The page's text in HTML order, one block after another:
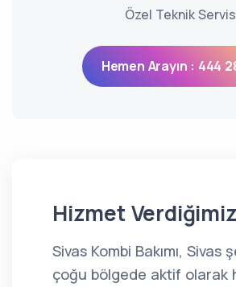
Özel Teknik Servis
Hemen Arayın : 444
Hizmet
Sivas Kombi Bakımı, Sivas
çoğu bölgede aktif olarak